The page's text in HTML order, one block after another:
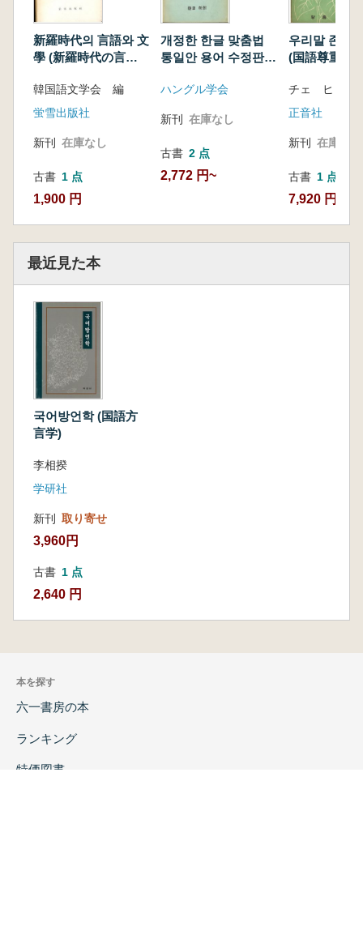
新羅時代의 言語와 文
學 (新羅時代の言語
韓国語文学会 編
蛍雪出版社
新刊 在庫なし
古書 1 点
1,900 円
개정한 한글 맞춤법
통일안 용어 수정판
正書法統一案 用語修
ハングル学会
新刊 在庫なし
古書 2 点
2,772 円~
우리말 존중
(国語尊重の
チェ ヒョン
正音社
新刊 在庫なし
古書 1 点
7,920 円
最近見た本
국어방언학 (国語方
言学)
李相揆
学研社
新刊 取り寄せ
3,960円
古書 1 点
2,640 円
本を探す
六一書房の本
ランキング
特価図書